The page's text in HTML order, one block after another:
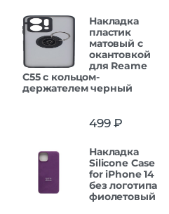
Накладка
пластик
матовый с
окантовкой
для Reame
C55 с кольцом-
держателем черный
499₽
Накладка
Silicone Case
for iPhone 14
без логотипа
фиолетовый